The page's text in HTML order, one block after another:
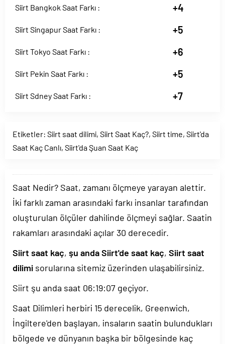
Siirt Bangkok Saat Farkı : +4
Siirt Singapur Saat Farkı : +5
Siirt Tokyo Saat Farkı : +6
Siirt Pekin Saat Farkı : +5
Siirt Sdney Saat Farkı : +7
Etiketler: Siirt saat dilimi, Siirt Saat Kaç?, Siirt time, Siirt'da
Saat Kaç Canlı, Siirt'da Şuan Saat Kaç
Saat Nedir? Saat, zamanı ölçmeye yarayan alettir.
İki farklı zaman arasındaki farkı insanlar tarafından
oluşturulan ölçüler dahilinde ölçmeyi sağlar. Saatin
rakamları arasındaki açılar 30 derecedir.
Siirt saat kaç, şu anda Siirt'de saat kaç, Siirt saat
dilimi sorularına sitemiz üzerinden ulaşabilirsiniz.
Siirt şu anda saat 06:19:07 geçiyor.
Saat Dilimleri herbiri 15 derecelik, Greenwich,
İngiltere'den başlayan, insaların saatin bulundukları
bölgede ve dünyanın başka bir bölgesinde kaç